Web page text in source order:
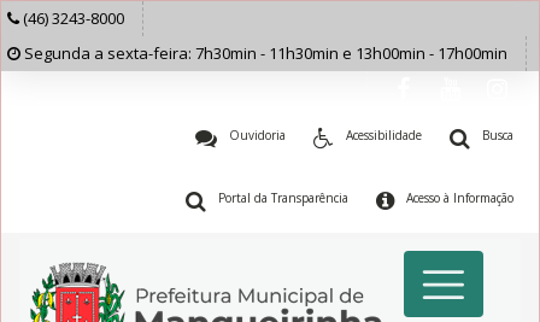
(46) 3243-8000
Segunda a sexta-feira: 7h30min - 11h30min e 13h00min - 17h00min
Busca
Acessibilidade
Ouvidoria
Acesso à Informação
Portal da Transparência